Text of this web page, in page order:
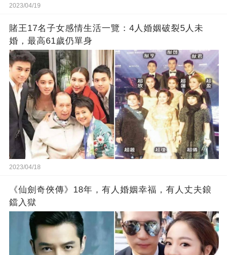
2023/04/19
賭王17名子女感情生活一覽：4人婚姻破裂5人未
婚，最高61歲仍單身
2023/04/18
《仙劍奇俠傳》18年，有人婚姻幸福，有人丈夫鋃
鐺入獄